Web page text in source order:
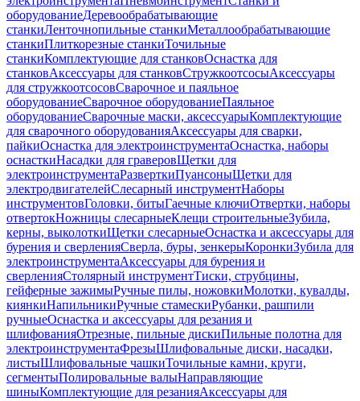
оборудованиеДеревообрабатывающие
станкиЛенточнопильные станкиМеталлообрабатывающие
станкиПлиткорезные станкиТочильные
станкиКомплектующие для станковОснастка для
станковАксессуары для станковСтружкоотсосыАксессуары
для стружкоотсосовСварочное и паяльное
оборудованиеСварочное оборудованиеПаяльное
оборудованиеСварочные маски, аксессуарыКомплектующие
для сварочного оборудованияАксессуары для сварки,
пайкиОснастка для электроинструментаОснастка, наборы
оснасткиНасадки для граверовЩетки для
электроинструментаРазверткиПуансоныЩетки для
электродвигателейСлесарный инструментНаборы
инструментовГоловки, битыГаечные ключиОтвертки, наборы
отвертокНожницы слесарныеКлещи строительныеЗубила,
керны, выколоткиЩетки слесарныеОснастка и аксессуары для
бурения и сверленияСверла, буры, зенкерыКоронкиЗубила для
электроинструментаАксессуары для бурения и
сверленияСтолярный инструментТиски, струбцины,
гейферные зажимыРучные пилы, ножовкиМолотки, кувалды,
киянкиНапильникиРучные стамескиРубанки, рашпили
ручныеОснастка и аксессуары для резания и
шлифованияОтрезные, пильные дискиПильные полотна для
электроинструментаФрезыШлифовальные диски, насадки,
листыШлифовальные чашкиТочильные камни, круги,
сегментыПолировальные валыНаправляющие
шиныКомплектующие для резанияАксессуары для